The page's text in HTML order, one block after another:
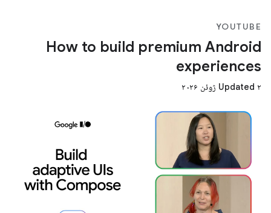
YOUTUBE
How to build premium Android
experiences
Updated ۲ ژوئن ۲۰۲۶